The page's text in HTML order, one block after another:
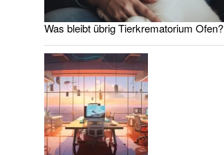
Was bleibt übrig Tierkrematorium Ofen?